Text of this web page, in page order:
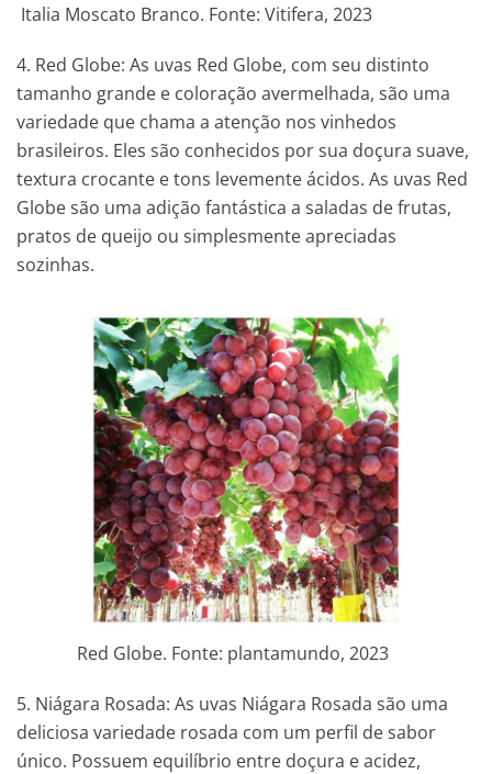
Italia Moscato Branco. Fonte: Vitifera, 2023
4. Red Globe: As uvas Red Globe, com seu distinto
tamanho grande e coloração avermelhada, são uma
variedade que chama a atenção nos vinhedos
brasileiros. Eles são conhecidos por sua doçura suave,
textura crocante e tons levemente ácidos. As uvas Red
Globe são uma adição fantástica a saladas de frutas,
pratos de queijo ou simplesmente apreciadas
sozinhas.
Red Globe. Fonte: plantamundo, 2023
5. Niágara Rosada: As uvas Niágara Rosada são uma
deliciosa variedade rosada com um perfil de sabor
único. Possuem equilíbrio entre doçura e acidez,